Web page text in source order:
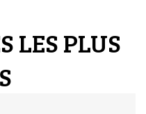
LES PLUS